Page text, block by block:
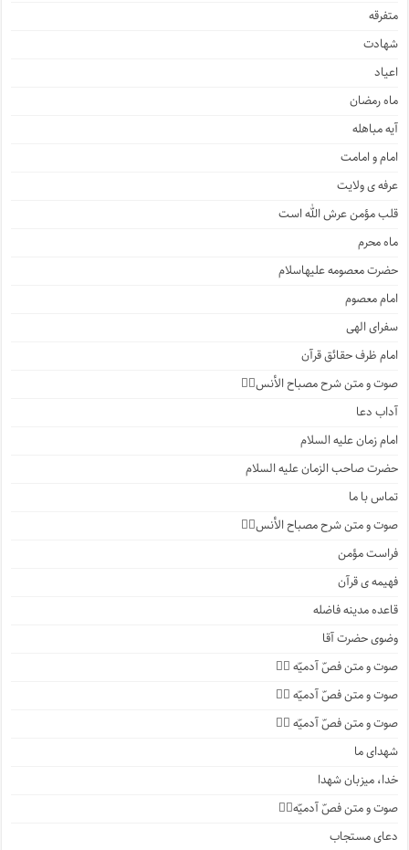
متفرقه
شهادت
اعیاد
ماه رمضان
آیه مباهله
امام و امامت
عرفه ی ولایت
قلب مؤمن عرش الله است
ماه محرم
حضرت معصومه علیهاسلام
امام معصوم
سفرای الهی
امام ظرف حقائق قرآن
صوت و متن شرح مصباح الأنس۲️⃣
آداب دعا
امام زمان علیه السلام
حضرت صاحب الزمان علیه السلام
تماس با ما
صوت و متن شرح مصباح الأنس۱️⃣
فراست مؤمن
فهیمه ی قرآن
قاعده مدینه فاضله
وضوی حضرت آقا
صوت و متن فصّ آدمیّه ۴️⃣
صوت و متن فصّ آدمیّه ۳️⃣
صوت و متن فصّ آدمیّه ۲️⃣
شهدای ما
خدا، میزبان شهدا
صوت و متن فصّ آدمیّه۱️⃣
دعای مستجاب